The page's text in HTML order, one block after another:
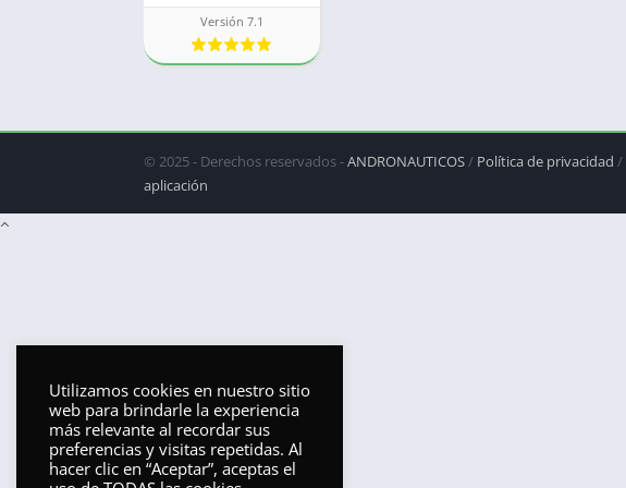
Versión 7.1
© 2025 - Derechos reservados -ANDRONAUTICOS / Política de privacidad /
aplicación
Utilizamos cookies en nuestro sitio
web para brindarle la experiencia
más relevante al recordar sus
preferencias y visitas repetidas. Al
hacer clic en “Aceptar”, aceptas el